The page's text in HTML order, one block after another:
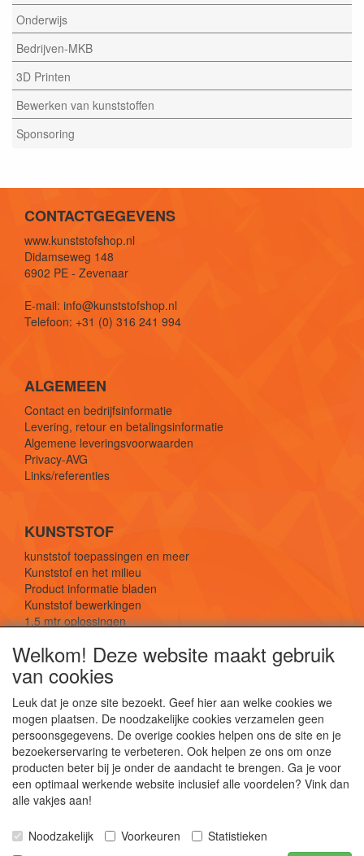
Onderwijs
Bedrijven-MKB
3D Printen
Bewerken van kunststoffen
Sponsoring
CONTACTGEGEVENS
www.kunststofshop.nl
Didamseweg 148
6902 PE - Zevenaar
E-mail: info@kunststofshop.nl
Telefoon: +31 (0) 316 241 994
ALGEMEEN
Contact en bedrijfsinformatie
Levering, retour en betalingsinformatie
Algemene leveringsvoorwaarden
Privacy-AVG
Links/referenties
KUNSTSTOF
kunststof toepassingen en meer
Kunststof en het milieu
Product informatie bladen
Kunststof bewerkingen
1,5 mtr oplossingen
SOCIALE MEDIA
De webshop voor kunststof platen, folies, buizen
Kunststof bewerkingen, productontwerp en
duurzame oplossingen.
Welkom! Deze website maakt gebruik
van cookies
Leuk dat je onze site bezoekt. Geef hier aan welke cookies we
mogen plaatsen. De noodzakelijke cookies verzamelen geen
persoonsgegevens. De overige cookies helpen ons de site en je
bezoekerservaring te verbeteren. Ook helpen ze ons om onze
producten beter bij je onder de aandacht te brengen. Ga je voor
een optimaal werkende website inclusief alle voordelen? Vink dan
alle vakjes aan!
Noodzakelijk Voorkeuren
Statistieken